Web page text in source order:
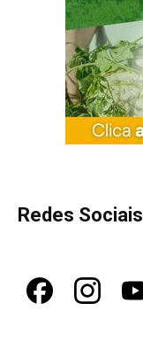
Redes Sociais